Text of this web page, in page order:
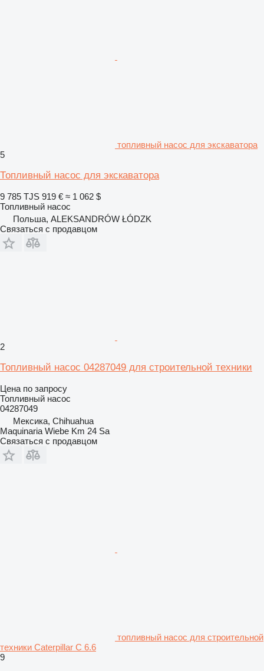
топливный насос для экскаватора
5
Топливный насос для экскаватора
9 785 TJS 919 € ≈ 1 062 $
Топливный насос
Польша, ALEKSANDRÓW ŁÓDZK
Связаться с продавцом
2
Топливный насос 04287049 для строительной техники
Цена по запросу
Топливный насос
04287049
Мексика, Chihuahua
Maquinaria Wiebe Km 24 Sa
Связаться с продавцом
топливный насос для строительной
техники Caterpillar C 6.6
9